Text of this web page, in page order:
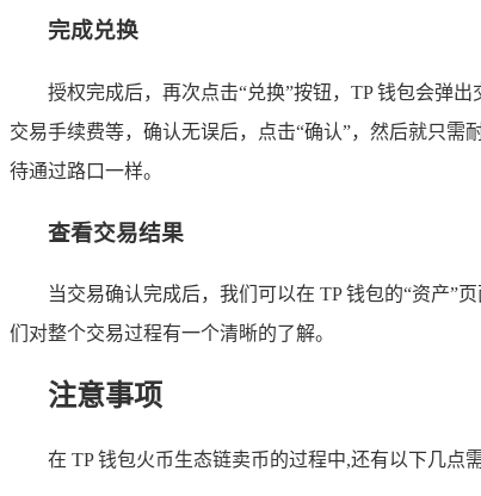
完成兑换
授权完成后，再次点击“兑换”按钮，TP 钱包会弹
交易手续费等，确认无误后，点击“确认”，然后就只
待通过路口一样。
查看交易结果
当交易确认完成后，我们可以在 TP 钱包的“资产”
们对整个交易过程有一个清晰的了解。
注意事项
在 TP 钱包火币生态链卖币的过程中,还有以下几点